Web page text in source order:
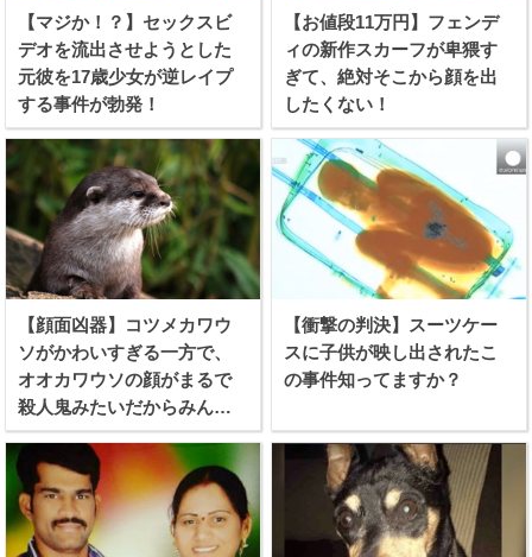
【マジか！？】セックスビ
デオを流出させようとした
元彼を17歳少女が逆レイプ
する事件が勃発！
【お値段11万円】フェンデ
ィの新作スカーフが卑猥す
ぎて、絶対そこから顔を出
したくない！
【顔面凶器】コツメカワウ
ソがかわいすぎる一方で、
オオカワウソの顔がまるで
殺人鬼みたいだからみんな
見てくれ！
【衝撃の判決】スーツケー
スに子供が映し出されたこ
の事件知ってますか？